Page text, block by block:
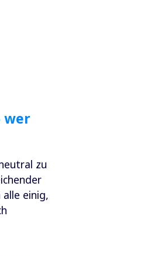
wer
zu
einig,